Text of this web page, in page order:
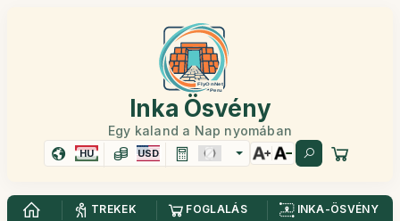
Inka Ösvény
Egy kaland a Nap nyomában
HU USD
TREKEK FOGLALÁS
INKA-ÖSVÉNY